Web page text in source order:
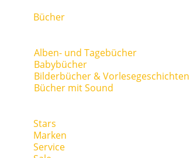
Bücher
Alben- und Tagebücher
Babybücher
Bilderbücher & Vorlesegeschichten
Bücher mit Sound
Stars
Marken
Service